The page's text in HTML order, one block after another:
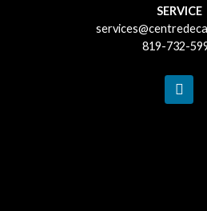
SERVICE
819-732-
F